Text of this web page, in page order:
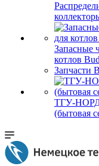
Запасные
котлов
Запчасти
ТГУ-
(бытовая